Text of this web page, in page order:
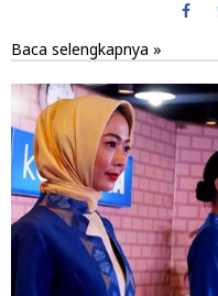
Baca selengkapnya »